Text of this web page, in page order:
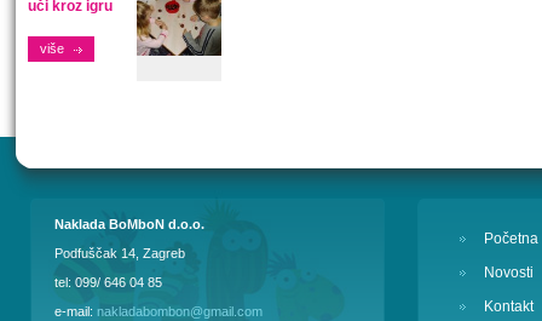
uči kroz igru
više
Naklada BoMboN d.o.o.
Podfuščak 14, Zagreb
tel: 099/ 646 04 85
e-mail: nakladabombon@gmail.com
Početna
Novosti
Kontakt